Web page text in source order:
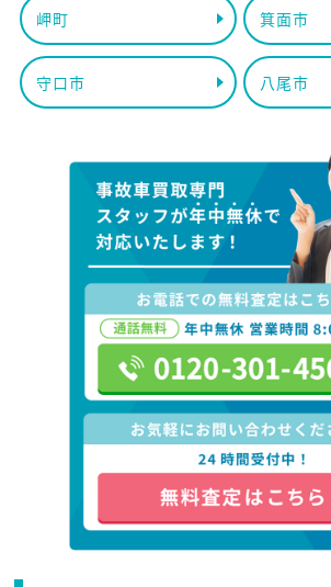
岬町 箕面市
守口市 八尾市